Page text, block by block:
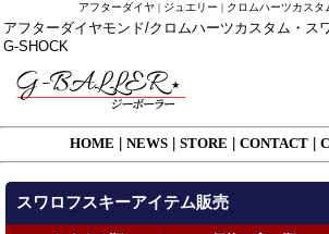
アフターダイヤ | ジュエリー | クロムハーツカスタ
アフターダイヤモンド/クロムハーツカスタム・ス
G-SHOCK
HOME NEWS STORE CONTACT
スワロフスキーアイテム販売